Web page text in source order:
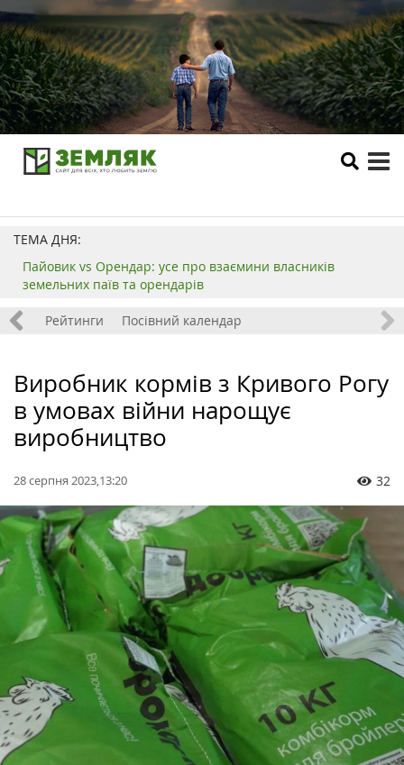
ТЕМА ДНЯ:
Пайовик vs Орендар: усе про взаємини власників
земельних паїв та орендарів
Рейтинги Посівний календар
Виробник кормів з Кривого Рогу
в умовах війни нарощує
виробництво
28 серпня 2023,13:20 32